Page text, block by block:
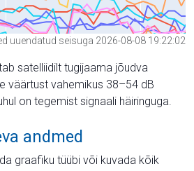
uuendatud seisuga 2026-08-08 19:22:02
satelliidilt tugijaama jõudva
väärtust vahemikus 38–54 dB
on tegemist signaali häiringuga.
andmed
graafiku tüübi või kuvada kõik